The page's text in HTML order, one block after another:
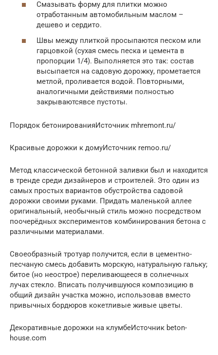
Смазывать форму для плитки можно
отработанным автомобильным маслом –
дешево и сердито.
Швы между плиткой просыпаются песком или
гарцовкой (сухая смесь песка и цемента в
пропорции 1/4). Выполняется это так: состав
высыпается на садовую дорожку, прометается
метлой, проливается водой. Повторными,
аналогичными действиями полностью
закрываютсявсе пустоты.
Порядок бетонированияИсточник mhremont.ru/
Красивые дорожки к домуИсточник remoo.ru/
Метод классической бетонной заливки был и находится
в тренде среди дизайнеров и строителей. Это один из
самых простых вариантов обустройства садовой
дорожки своими руками. Придать маленькой аллее
оригинальный, необычный стиль можно посредством
поочерёдных экспериментов комбинирования бетона с
различными материалами.
Своеобразный тротуар получится, если в цементно-
песчаную смесь добавить морскую, натуральную гальку;
битое (но неострое) переливающееся в солнечных
лучах стекло. Вписать получившуюся композицию в
общий дизайн участка можно, использовав вместо
привычных бордюров кокетливые живые цветы.
Декоративные дорожки на клумбеИсточник beton-
house.com